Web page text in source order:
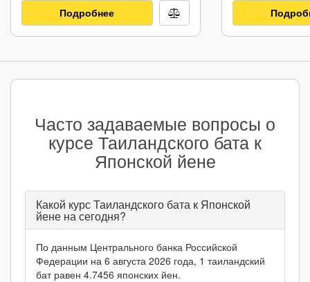
Подробнее
Часто задаваемые вопросы о
курсе Таиландского бата к
Японской йене
Какой курс Таиландского бата к Японской
йене на сегодня?
По данным Центрального банка Российской
Федерации на 6 августа 2026 года, 1 таиландский
бат равен 4.7456 японских йен.